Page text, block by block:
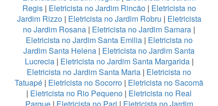
Regis| Eletricista no Jardim Rincão| Eletricista no
Jardim Rizzo| Eletricista no Jardim Robru | Eletricista
no Jardim Rosana | Eletricista no Jardim Samara |
Eletricista no Jardim Santa Emilia| Eletricista no
Jardim Santa Helena | Eletricista no Jardim Santa
Lucrecia| Eletricista no Jardim Santa Margarida|
Eletricista no Jardim Santa Maria | Eletricista no
Tatuapé | Eletricista no Socorro | Eletricista no Sacomã
| Eletricista no Rio Pequeno | Eletricista no Real
Parque| Eletricista no Pari | Eletricista no Jardim